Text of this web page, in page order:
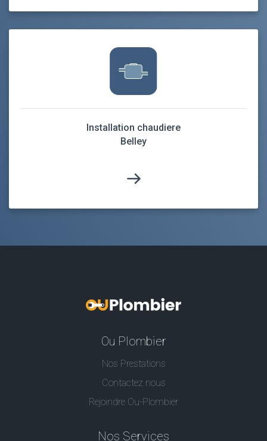
Installation chaudiere
Belley
Ou Plombier
Nos Prestations
Contactez nous
Rejoindre Ou-Plombier
Nos Services